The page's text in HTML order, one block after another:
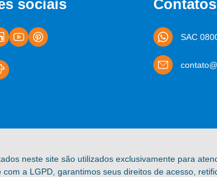
sociais Contatos
SAC
neste site são utilizados exclusivamente para
com a LGPD, garantimos seus direitos de acesso,